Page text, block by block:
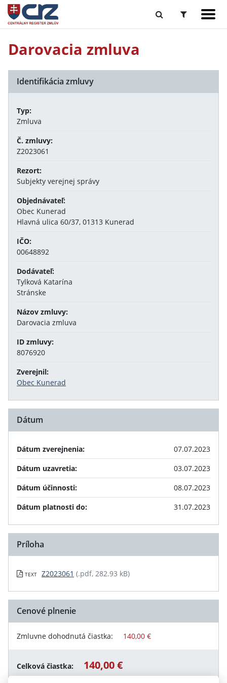
Darovacia zmluva
Identifikácia zmluvy
Typ:
Zmluva
Č. zmluvy:
Z2023061
Rezort:
Subjekty verejnej správy
Objednávateľ:
Obec Kunerad
Hlavná ulica 60/37, 01313 Kunerad
IČO:
00648892
Dodávateľ:
Tylková Katarína
Stránske
Názov zmluvy:
Darovacia zmluva
ID zmluvy:
8076920
Zverejnil:
Obec Kunerad
Dátum
Dátum zverejnenia:
07.07.2023
Dátum uzavretia:
03.07.2023
Dátum účinnosti:
08.07.2023
Dátum platnosti do:
31.07.2023
Príloha
TEXT Z2023061 (.pdf, 282.93 kB)
Cenové plnenie
Zmluvne dohodnutá čiastka: 140,00 €
Celková čiastka: 140,00 €